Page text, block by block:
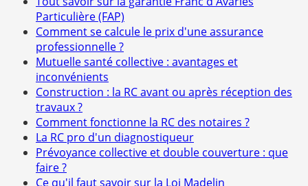
Particulière (FAP)
Comment se calcule le prix d'une assurance
professionnelle ?
Mutuelle santé collective : avantages et
inconvénients
Construction : la RC avant ou après réception des
travaux ?
Comment fonctionne la RC des notaires ?
La RC pro d'un diagnostiqueur
Prévoyance collective et double couverture : que
faire ?
Ce qu'il faut savoir sur la Loi Madelin